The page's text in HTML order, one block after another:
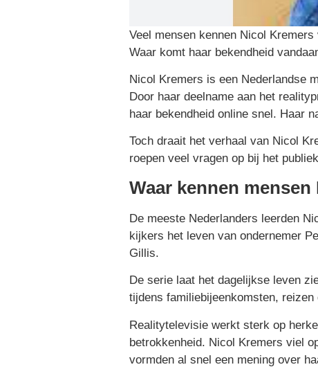
Veel mensen kennen Nicol
Waar komt haar bekendheid
Nicol Kremers is een Nederlandse
Door haar deelname aan het
haar bekendheid online snel. Haar
Toch draait het verhaal van Nicol
roepen veel vragen op bij het
Waar kennen
De meeste Nederlanders leerden
kijkers het leven van ondernemer
Gillis.
De serie laat het dagelijkse leven
tijdens familiebijeenkomsten,
Realitytelevisie werkt sterk op
betrokkenheid. Nicol Kremers viel
vormden al snel een mening over